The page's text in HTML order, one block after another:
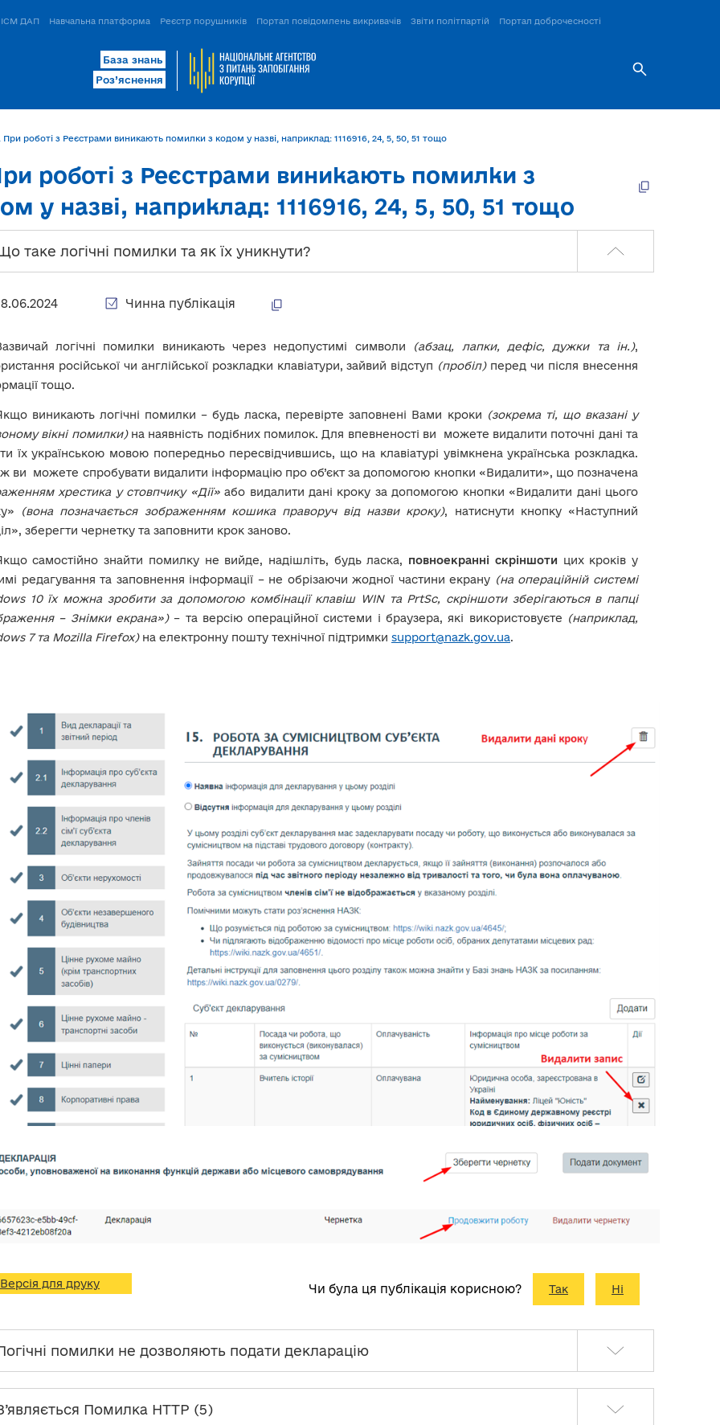
ІСМ ДАП Навчальна платформа Реєстр порушників Портал повідомлень викривачів Звіти політпартій Портал доброчесності
База знань
Роз’яснення
При роботі з Реєстрами виникають помилки з кодом у назві, наприклад: 1116916, 24, 5, 50, 51 тощо
роботі з Реєстрами виникають помилки з
у назві, наприклад: 1116916, 24, 5, 50, 51 тощо
таке логічні помилки та як їх уникнути?
Чинна публікація
логічні помилки виникають через недопустимі символи (абзац, лапки, дефіс, дужки та ін.),
російської чи англійської розкладки клавіатури, зайвий відступ (пробіл)перед чи після внесення
тощо.
виникають логічні помилки – будь ласка, перевірте заповнені Вами кроки (зокрема ті, що вказані у
вікні помилки)на наявність подібних помилок. Для впевненості ви можете видалити поточні дані та
їх українською мовою попередньо пересвідчившись, що на клавіатурі увімкнена українська розкладка.
ви можете спробувати видалити інформацію про об’єкт за допомогою кнопки «Видалити», що позначена
хрестика у стовпчику «Дії»або видалити дані кроку за допомогою кнопки «Видалити дані цього
(вона позначається зображенням кошика праворуч від назви кроку), натиснути кнопку «Наступний
зберегти чернетку та заповнити крок заново.
самостійно знайти помилку не вийде, надішліть, будь ласка, повноекранні скріншоти цих кроків у
редагування та заповнення інформації – не обрізаючи жодної частини екрану (на операційній системі
10 їх можна зробити за допомогою комбінації клавіш WIN та PrtSc, скріншоти зберігаються в папці
– Знімки екрана»)– та версію операційної системи і браузера, які використовуєте (наприклад,
7 та Mozilla Firefox)на електронну пошту технічної підтримки support@nazk.gov.ua.
Версія для друку Чи була ця публікація корисною? Так Ні
помилки не дозволяють подати декларацію
Помилка HTTP (5)